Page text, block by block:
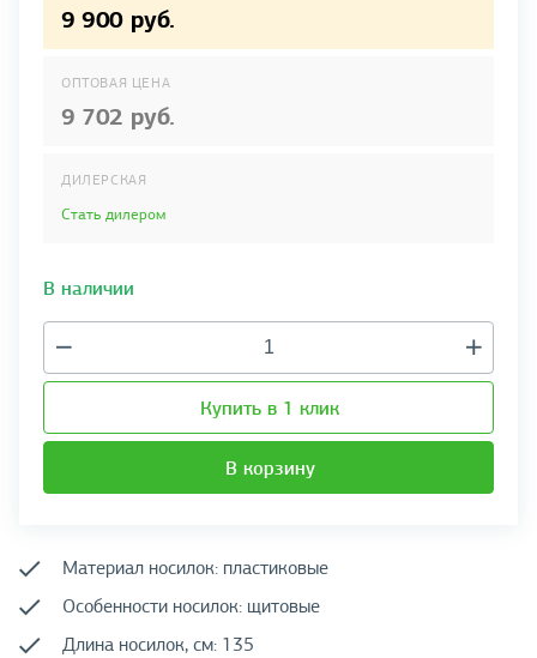
9 900 руб.
ОПТОВАЯ ЦЕНА
9 702 руб.
ДИЛЕРСКАЯ
Стать дилером
В наличии
Купить в 1 клик
В корзину
Материал носилок: пластиковые
Особенности носилок: щитовые
Длина носилок, см: 135